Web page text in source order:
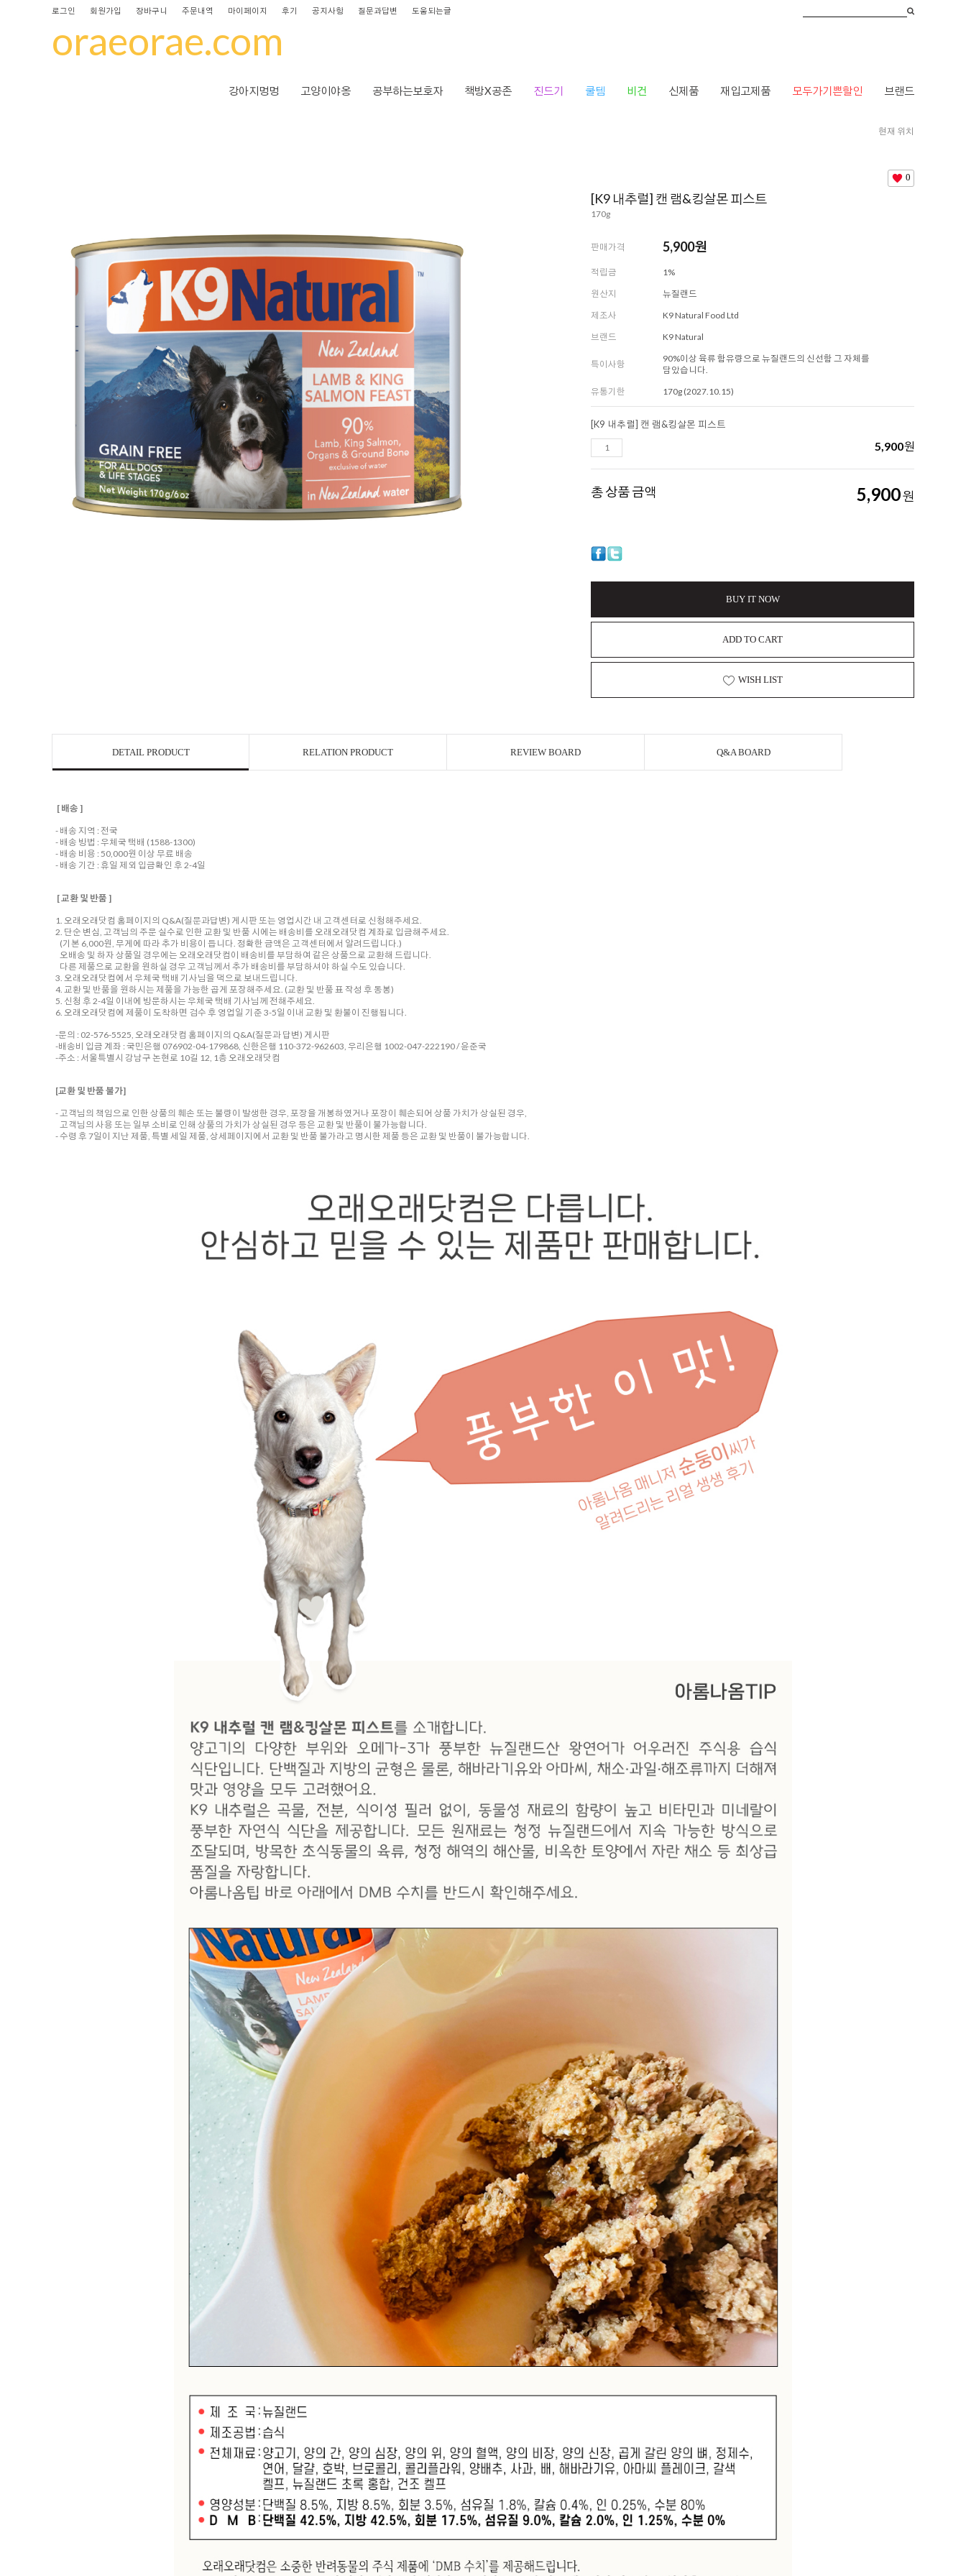
로그인 회원가입 장바구니 주문내역 마이페이지 후기 공지사항 질문과답변 도움되는글
oraeorae.com
강아지멍멍 고양이야옹 공부하는보호자 책방X공존 진드기 쿨템 비건 신제품 재입고제품 모두가기쁜할인 브랜드
현재 위치
0
[K9 내추럴] 캔 램&킹살몬 피스트
170g
판매가격 5,900원
적립금
1%
원산지
뉴질랜드
제조사
K9 Natural Food Ltd
브랜드
K9 Natural
특이사항
90%이상 육류 함유량으로 뉴질랜드의 신선함 그 자체를
담았습니다.
유통기한
170g (2027.10.15)
[K9 내추럴] 캔 램&킹살몬 피스트
5,900원
총 상품 금액 5,900원
BUY IT NOW
ADD TO CART
WISH LIST
DETAIL PRODUCT RELATION PRODUCT REVIEW BOARD Q&A BOARD
[ 배송 ]
- 배송 지역 : 전국
- 배송 방법 : 우체국 택배 (1588-1300)
- 배송 비용 : 50,000원 이상 무료 배송
- 배송 기간 : 휴일 제외 입금확인 후 2-4일
[ 교환 및 반품 ]
1. 오래오래닷컴 홈페이지의 Q&A(질문과답변) 게시판 또는 영업시간 내 고객센터로 신청해주세요.
2. 단순 변심, 고객님의 주문 실수로 인한 교환 및 반품 시에는 배송비를 오래오래닷컴 계좌로 입금해주세요.
(기본 6,000원, 무게에 따라 추가 비용이 듭니다. 정확한 금액은 고객센터에서 알려드립니다.)
오배송 및 하자 상품일 경우에는 오래오래닷컴이 배송비를 부담하여 같은 상품으로 교환해 드립니다.
다른 제품으로 교환을 원하실 경우 고객님께서 추가 배송비를 부담하셔야 하실 수도 있습니다.
3. 오래오래닷컴에서 우체국 택배 기사님을 댁으로 보내드립니다.
4. 교환 및 반품을 원하시는 제품을 가능한 곱게 포장해주세요. (교환 및 반품 표 작성 후 동봉)
5. 신청 후 2-4일 이내에 방문하시는 우체국 택배 기사님께 전해주세요.
6. 오래오래닷컴에 제품이 도착하면 검수 후 영업일 기준 3-5일 이내 교환 및 환불이 진행됩니다.
-문의 : 02-576-5525, 오래오래닷컴 홈페이지의 Q&A(질문과 답변) 게시판
-배송비 입금 계좌 : 국민은행 076902-04-179868, 신한은행 110-372-962603, 우리은행 1002-047-222190 / 윤준국
-주소 : 서울특별시 강남구 논현로 10길 12, 1층 오래오래닷컴
[교환 및 반품 불가]
- 고객님의 책임으로 인한 상품의 훼손 또는 불량이 발생한 경우, 포장을 개봉하였거나 포장이 훼손되어 상품 가치가 상실된 경우,
고객님의 사용 또는 일부 소비로 인해 상품의 가치가 상실된 경우 등은 교환 및 반품이 불가능합니다.
- 수령 후 7일이 지난 제품, 특별 세일 제품, 상세페이지에서 교환 및 반품 불가라고 명시한 제품 등은 교환 및 반품이 불가능합니다.